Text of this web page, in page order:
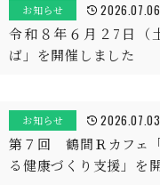
お知らせ 2026.07.06
令和８年６月２7日（
ば」を開催しました
お知らせ 2026.07.03
第７回 鶴間Ｒカフェ
る健康づくり支援」を